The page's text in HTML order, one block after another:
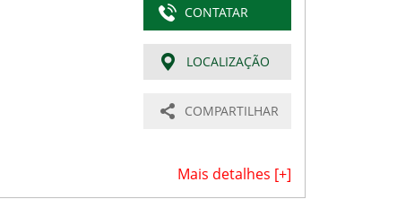
CONTATAR
LOCALIZAÇÃO
COMPARTILHAR
Mais detalhes [+]